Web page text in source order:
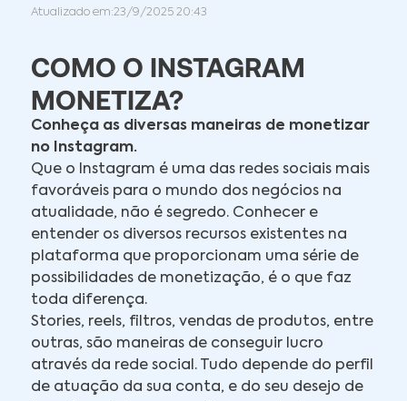
Atualizado em:23/9/2025 20:43
COMO O INSTAGRAM
MONETIZA?
Conheça as diversas maneiras de monetizar
no Instagram.
Que o Instagram é uma das redes sociais mais
favoráveis para o mundo dos negócios na
atualidade, não é segredo. Conhecer e
entender os diversos recursos existentes na
plataforma que proporcionam uma série de
possibilidades de monetização, é o que faz
toda diferença.
Stories, reels, filtros, vendas de produtos, entre
outras, são maneiras de conseguir lucro
através da rede social. Tudo depende do perfil
de atuação da sua conta, e do seu desejo de